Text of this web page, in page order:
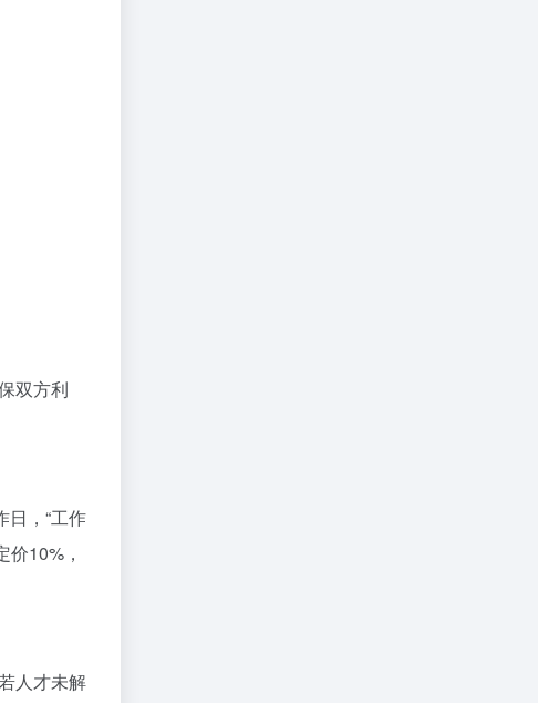
双方利
日，“工作
10%，
人才未解